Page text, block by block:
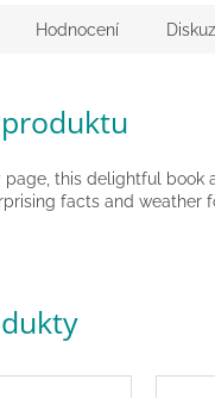
Hodnocení
this delightful book
facts and weather